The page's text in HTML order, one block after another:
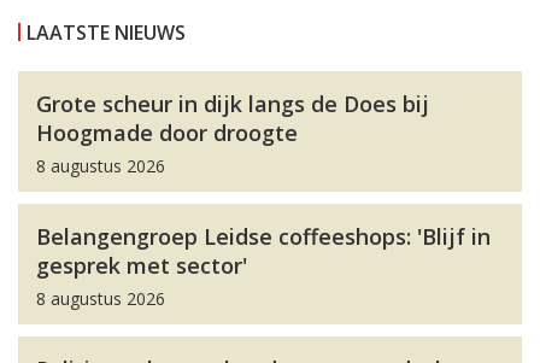
LAATSTE NIEUWS
Grote scheur in dijk langs de Does bij
Hoogmade door droogte
8 augustus 2026
Belangengroep Leidse coffeeshops: 'Blijf in
gesprek met sector'
8 augustus 2026